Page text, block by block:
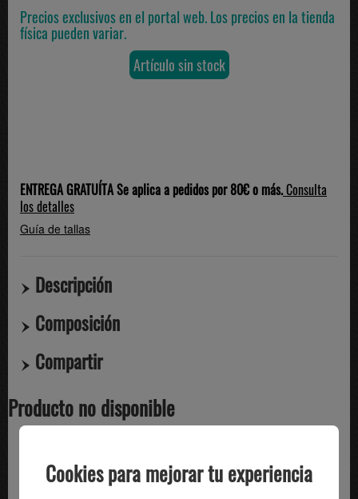
Precios exclusivos en el portal web. Los precios en la tienda
física pueden variar.
Artículo sin stock
ENTREGA GRATUÍTA Se aplica a pedidos por 80€ o más.Consulta
los detalles
Guía de tallas
Descripción
Composición
Compartir
Producto no disponible
TE PUEDE INTERESAR
Cookies para mejorar tu experiencia